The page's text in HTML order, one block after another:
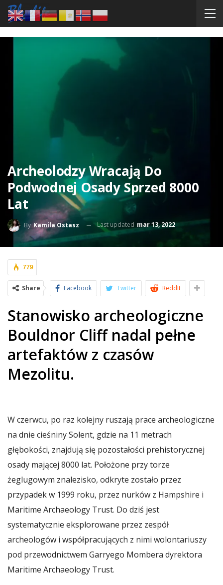
Archeolodzy Wracają Do
Podwodnej Osady Sprzed 8000
Lat
ByKamila Ostasz Last updated mar 13, 2022
779
Share Facebook Twitter ReddIt
Stanowisko archeologiczne
Bouldnor Cliff nadal pełne
artefaktów z czasów
Mezolitu.
W czerwcu, po raz kolejny ruszają prace archeologiczne
na dnie cieśniny Solent, gdzie na 11 metrach
głębokości, znajdują się pozostałości prehistorycznej
osady mającej 8000 lat. Położone przy torze
żeglugowym znalezisko, odkryte zostało przez
przypadek w 1999 roku, przez nurków z Hampshire i
Maritime Archaeology Trust. Do dziś jest
systematycznie eksplorowane przez zespół
archeologów i współpracujących z nimi wolontariuszy
pod przewodnictwem Garryego Mombera dyrektora
Maritime Archaeology Trust.